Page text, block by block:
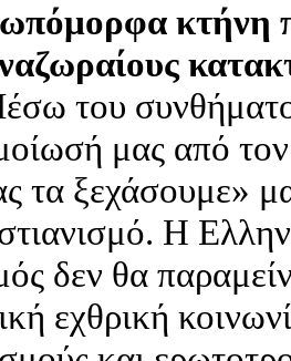
κτήνη
του
μας από
τα ξεχάσουμε»
Η
δεν θα
εχθρική